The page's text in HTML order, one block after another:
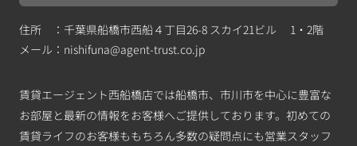
住所 ：千葉県船橋市西船４丁目26-8 スカイ21ビル 1・2階
メール： nishifuna@agent-trust.co.jp
賃貸エージェント西船橋店では船橋市、市川市を中心に豊富な
お部屋と最新の情報をお客様へご提供しております。初めての
賃貸ライフのお客様ももちろん多数の疑問点にも営業スタッフ